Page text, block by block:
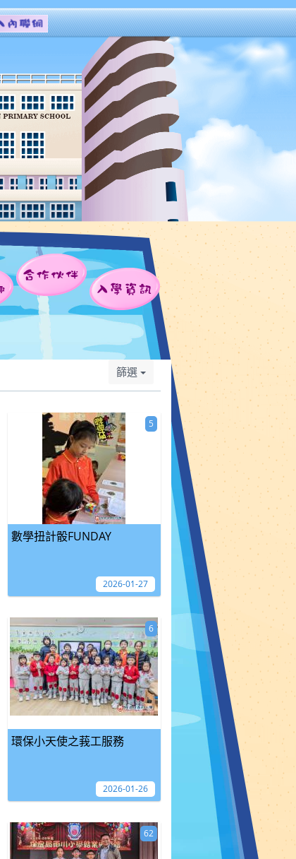
合作伙伴
入學資訊
篩選
數學扭計骰FUNDAY
5
2026-01-27
環保小天使之莪工服務
6
2026-01-26
62